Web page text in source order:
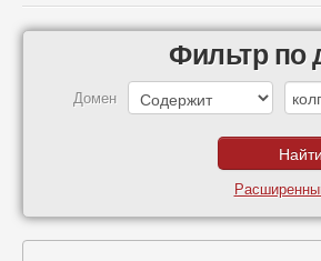
Фильтр по
Домен